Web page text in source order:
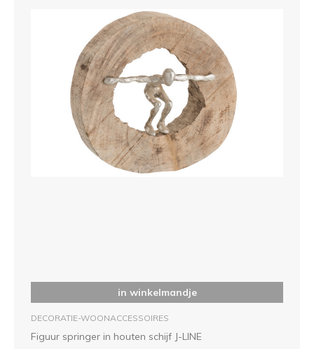
in winkelmandje
DECORATIE-WOONACCESSOIRES
Figuur springer in houten schijf J-LINE